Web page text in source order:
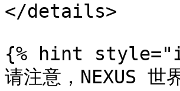
</details>
{% hint
请注意，NEXUS